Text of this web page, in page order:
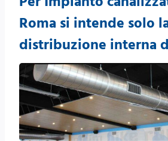
Roma si intende solo
distribuzione interna